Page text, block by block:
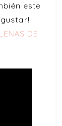
este
DE